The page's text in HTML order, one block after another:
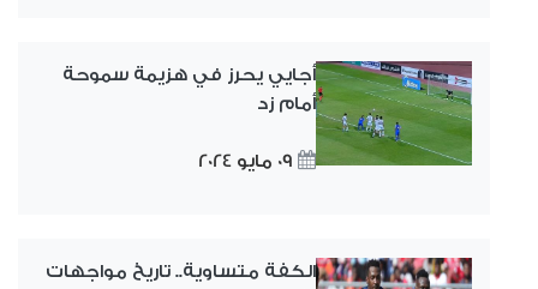
أجايي يحرز في هزيمة سموحة
أمام زد
09 مايو 2024
الكفة متساوية.. تاريخ مواجهات